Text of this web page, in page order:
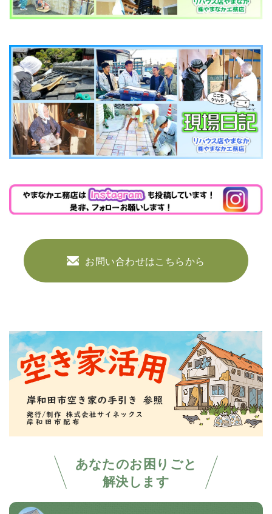
あなたのお困りごと
解決します
お問い合わせはこちらから